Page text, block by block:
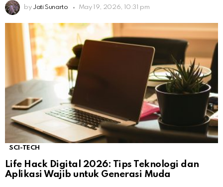
by Jati Sunarto May 19, 2026, 10:31 pm
SCI-TECH
Life Hack Digital 2026: Tips Teknologi dan
Aplikasi Wajib untuk Generasi Muda